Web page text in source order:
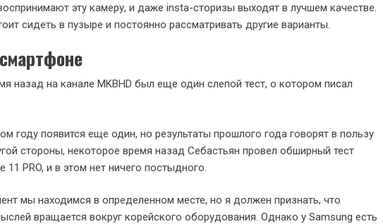
эту камеру, и даже insta-сторизы выходят в лучшем качестве.
сидеть в пузыре и постоянно рассматривать другие варианты.
назад на канале MKBHD был еще один слепой тест, о котором писал
году появится еще один, но результаты прошлого года говорят в пользу
стороны, некоторое время назад Себастьян провел обширный тест
11 PRO, и в этом нет ничего постыдного.
мы находимся в определенном месте, но я должен признать, что
вращается вокруг корейского оборудования. Однако у Samsung есть